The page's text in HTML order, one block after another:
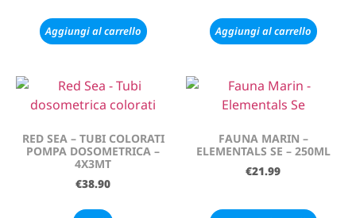
Aggiungi al carrello Aggiungi al carrello
RED SEA – TUBI COLORATI
POMPA DOSOMETRICA –
4X3MT
€38.90
FAUNA MARIN –
ELEMENTALS SE – 250ML
€21.99